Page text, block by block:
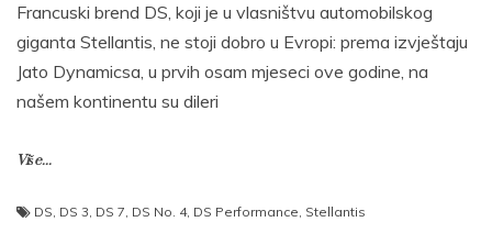
Francuski brend DS, koji je u vlasništvu automobilskog
giganta Stellantis, ne stoji dobro u Evropi: prema izvještaju
Jato Dynamicsa, u prvih osam mjeseci ove godine, na
našem kontinentu su dileri
Više...
DS, DS 3, DS 7, DS No. 4, DS Performance, Stellantis